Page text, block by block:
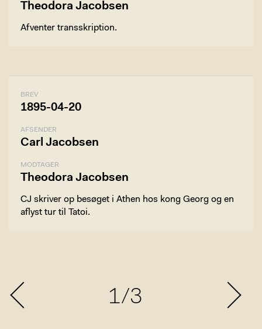
Theodora Jacobsen
Afventer transskription.
BREV
1895-04-20
AFSENDER
Carl Jacobsen
MODTAGER
Theodora Jacobsen
CJ skriver op besøget i Athen hos kong Georg og en
aflyst tur til Tatoi.
1/3